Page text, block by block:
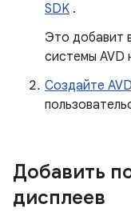
SDK .
Это добавит
системы AVD
Создайте AVD
Добавить
дисплеев